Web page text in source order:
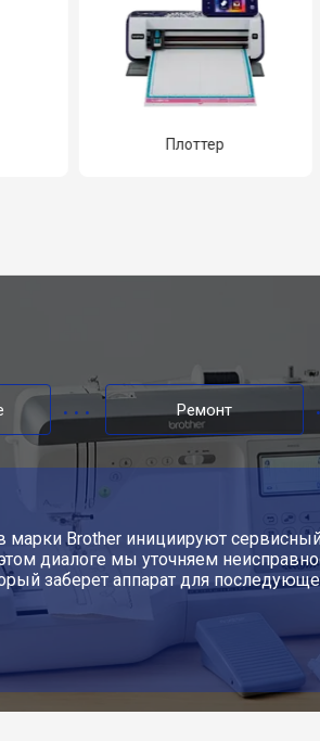
Плоттер
Ремонт
Brother инициируют
диалоге мы уточняем
заберет аппарат для